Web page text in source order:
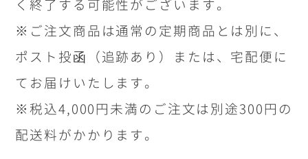
く終了する可能性がございます。
※ご注文商品は通常の定期商品とは別に、
ポスト投函（追跡あり）または、宅配便に
てお届けいたします。
※税込4,000円未満のご注文は別途300円の
配送料がかかります。